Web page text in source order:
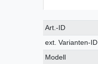
Technisches
Merkmal
Wert
Art.-ID
ext. Varianten-ID
Modell